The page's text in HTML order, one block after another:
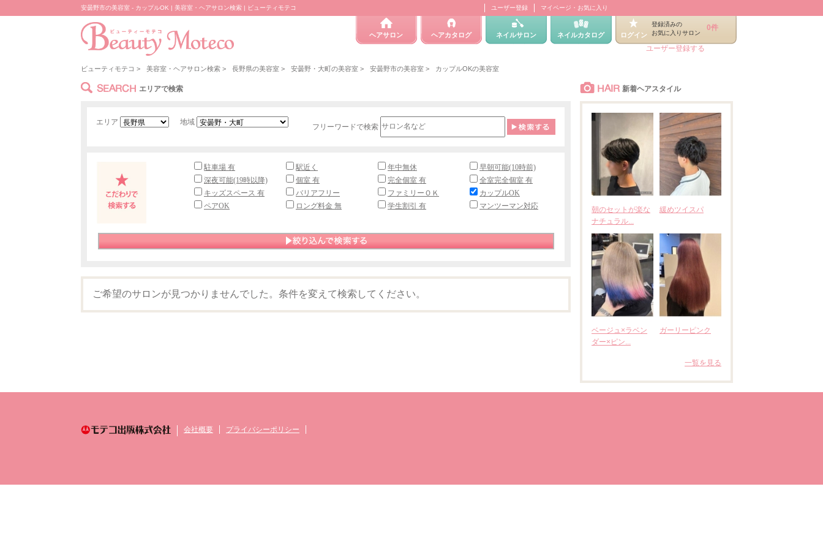
安曇野市の美容室 - カップルOK | 美容室・ヘアサロン検索 | ビューティモテコ ユーザー登録 マイページ・お気に入り
ヘアサロン ヘアカタログ ネイルサロン ネイルカタログ ログイン
登録済みの
お気に入りサロン
0件
ユーザー登録する
ビューティモテコ > 美容室・ヘアサロン検索 > 長野県の美容室 > 安曇野・大町の美容室 > 安曇野市の美容室 > カップルOKの美容室
SEARCH エリアで検索
エリア 地域
フリーワードで検索
駐車場 有 駅近く 年中無休
早朝可能(10時前)
深夜可能(19時以降)
個室 有 完全個室 有
全室完全個室 有
キッズスペース 有
バリアフリー ファミリーＯＫ
カップルOK
ペアOK
ロング料金 無 学生割引 有 マンツーマン対応
ご希望のサロンが見つかりませんでした。条件を変えて検索してください。
HAIR 新着ヘアスタイル
朝のセットが楽な
ナチュラル...
緩めツイスパ
ベージュ×ラベン
ダー×ピン...
ガーリーピンク
一覧を見る
会社概要 プライバシーポリシー